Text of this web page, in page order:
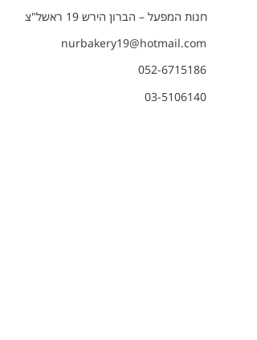
חנות המפעל – הברון הירש 19 ראשל"צ
nurbakery19@hotmail.com
052-6715186
03-5106140